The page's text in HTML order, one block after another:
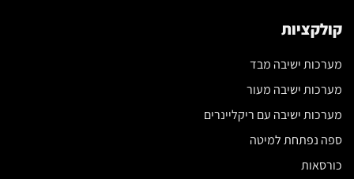
קולקציות
מערכות ישיבה מבד
מערכות ישיבה מעור
מערכות ישיבה עם ריקליינרים
ספה נפתחת למיטה
כורסאות